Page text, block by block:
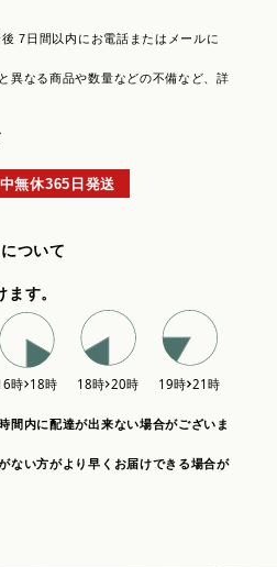
7日間以内にお電話またはメールに
異なる商品や数量などの不備など、詳
無休365日発送
ついて
す。
間内に配達が出来ない場合がございま
ない方がより早くお届けできる場合が